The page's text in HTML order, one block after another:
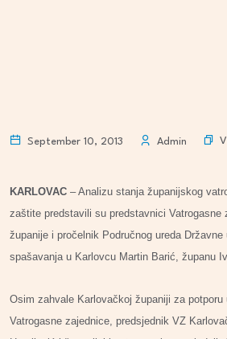
September 10, 2013 Admin
KARLOVAC – Analizu stanja županijskog
zaštite predstavili su predstavnici Vatrogasne
županije i pročelnik Područnog ureda
spašavanja u Karlovcu Martin Barić, županu
Osim zahvale Karlovačkoj županiji za potporu
Vatrogasne zajednice, predsjednik VZ